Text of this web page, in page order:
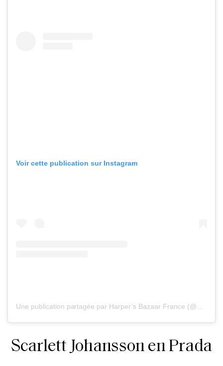
Voir cette publication sur Instagram
Scarlett Johansson en Prada